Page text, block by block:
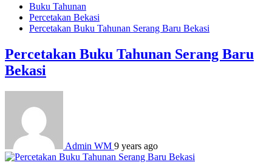
Buku Tahunan
Percetakan Bekasi
Percetakan Buku Tahunan Serang Baru Bekasi
Percetakan Buku Tahunan Serang Baru
Bekasi
Admin WM 9 years ago